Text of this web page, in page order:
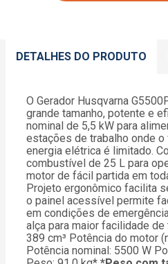
DETALHES DO PRODUTO
O Gerador Husqvarna
grande tamanho, potente e
nominal de 5,5 kW para
estações de trabalho onde
energia elétrica é limitado.
combustível de 25 L para
motor de fácil partida em
Projeto ergonômico facilita
o painel acessível permite
em condições de
alça para maior facilidade de
389 cm³ Potência do motor
Potência nominal: 5500 W